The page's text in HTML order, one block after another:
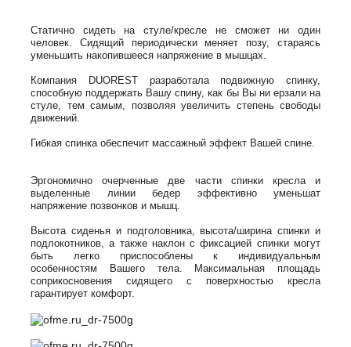
Статично сидеть на стуле/кресле не сможет ни один
человек. Сидящий периодически меняет позу, стараясь
уменьшить накопившееся напряжение в мышцах.
Компания DUOREST разработала подвижную спинку,
способную поддержать Вашу спину, как бы Вы ни ерзали на
стуле, тем самым, позволяя увеличить степень свободы
движений.
Гибкая спинка обеспечит массажный эффект Вашей спине.
Эргономично очерченные две части спинки кресла и
выделенные линии бедер эффективно уменьшат
напряжение позвонков и мышц.
Высота сиденья и подголовника, высота/ширина спинки и
подлокотников, а также наклон с фиксацией спинки могут
быть легко приспособлены к индивидуальным
особенностям Вашего тела. Максимальная площадь
соприкосновения сидящего с поверхностью кресла
гарантирует комфорт.